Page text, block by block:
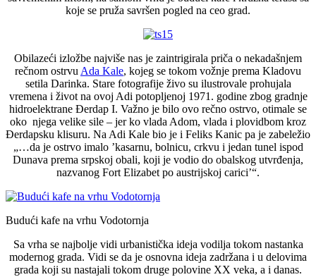
koje se pruža savršen pogled na ceo grad.
Obilazeći izložbe najviše nas je zaintrigirala priča o nekadašnjem
rečnom ostrvu Ada Kale, kojeg se tokom vožnje prema Kladovu
setila Darinka. Stare fotografije živo su ilustrovale prohujala
vremena i život na ovoj Adi potopljenoj 1971. godine zbog gradnje
hidroelektrane Đerdap I. Važno je bilo ovo rečno ostrvo, otimale se
oko njega velike sile – jer ko vlada Adom, vlada i plovidbom kroz
Đerdapsku klisuru. Na Adi Kale bio je i Feliks Kanic pa je zabeležio
„…da je ostrvo imalo ’kasarnu, bolnicu, crkvu i jedan tunel ispod
Dunava prema srpskoj obali, koji je vodio do obalskog utvrđenja,
nazvanog Fort Elizabet po austrijskoj carici’“.
Budući kafe na vrhu Vodotornja
Sa vrha se najbolje vidi urbanistička ideja vodilja tokom nastanka
modernog grada. Vidi se da je osnovna ideja zadržana i u delovima
grada koji su nastajali tokom druge polovine XX veka, a i danas.